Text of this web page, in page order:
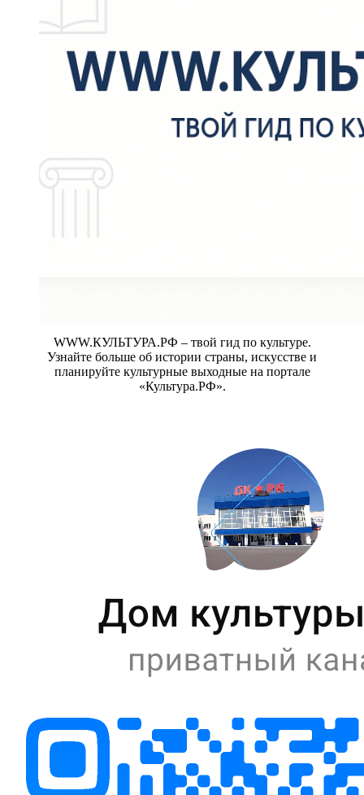
WWW.КУЛЬТУРА.РФ – твой гид по культуре.
Узнайте больше об истории страны, искусстве и
планируйте культурные выходные на портале
«Культура.РФ».